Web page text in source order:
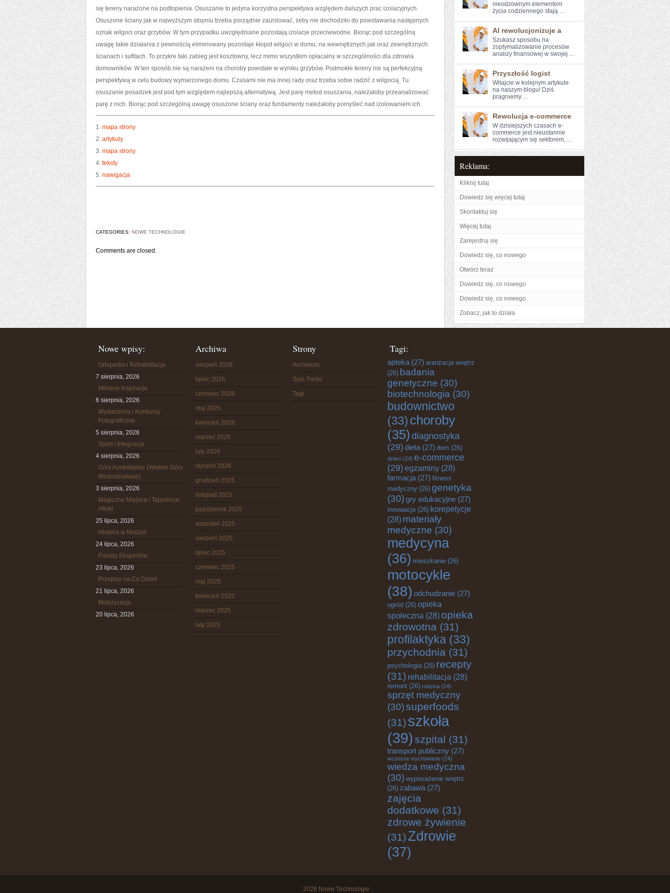
się tereny narażone na podtopienia. Osuszanie to jedyna korzystna perspektywa względem dalszych prac izolacyjnych.
Osuszone ściany jak w najwyższym stopniu trzeba porządnie zaizolować, żeby nie dochodziło do powstawania następnych
oznak wilgoci oraz grzybów. W tym przypadku uwzględniane pozostają izolacje przeciwwodne. Biorąc pod szczególną
uwagę takie działania z pewnością eliminowany pozostaje kłopot wilgoci w domu, na wewnętrznych jak oraz zewnętrznych
ścianach i sufitach. To przykre taki zabieg jest kosztowny, lecz mimo wszystkim opłacalny w szczególności dla zdrowia
domowników. W ten sposób nie są narażeni na choroby powstałe w wyniku grzybów. Podmokłe tereny nie są perfekcyjną
perspektywą w celu budowy wymarzonego domu. Czasami nie ma innej rady oraz trzeba sobie radzić z wilgocią. Tu
osuszanie posadzek jest pod tym względem najlepszą alternatywą. Jest parę metod osuszania, należałoby przeanalizować
parę z nich. Biorąc pod szczególną uwagę osuszone ściany oraz fundamenty należałoby pomyśleć nad izolowaniem ich.
1. mapa strony
2. artykuly
3. mapa strony
4. teksty
5. nawigacja
CATEGORIES: NOWE TECHNOLOGIE
Comments are closed.
nieodzownym elementem
życia codziennego stają ...
AI rewolucjonizuje a
Szukasz sposobu na
zoptymalizowanie ⁤procesów
analizy finansowej w swojej ...
Przyszłość logist
Witajcie w kolejnym artykule⁣
na naszym blogu! Dziś
pragniemy⁤ ...
Rewolucja e-commerce
W dzisiejszych‌ czasach e-
commerce jest nieustannie
rozwijającym się ​sektorem, ...
Reklama:
Kliknij tutaj
Dowiedz się więcej tutaj
Skontaktuj się
Więcej tutaj
Zarejestruj się
Dowiedz się, co nowego
Otwórz teraz
Dowiedz się, co nowego
Dowiedz się, co nowego
Zobacz, jak to działa
Nowe wpisy:
Ortopedia i Rehabilitacja
7 sierpnia, 2026
Miłosne Inspiracje
6 sierpnia, 2026
Wydarzenia i Konkursy
Fotograficzne
5 sierpnia, 2026
Sport i Integracja
4 sierpnia, 2026
Góry Australijskie (Wielkie Góry
Wododziałowe)
3 sierpnia, 2026
Magiczne Miejsca i Tajemnice
Afryki
25 lipca, 2026
Historia w Modzie
24 lipca, 2026
Porady Ekspertów
23 lipca, 2026
Przepisy na Co Dzień
21 lipca, 2026
Motoryzacja
20 lipca, 2026
Archiwa
sierpień 2026
lipiec 2026
czerwiec 2026
maj 2026
kwiecień 2026
marzec 2026
luty 2026
styczeń 2026
grudzień 2025
listopad 2025
październik 2025
wrzesień 2025
sierpień 2025
lipiec 2025
czerwiec 2025
maj 2025
kwiecień 2025
marzec 2025
luty 2025
Strony
Archiwum
Spis Treści
Tagi
Tagi:
apteka (27) aranżacja wnętrz
(26) badania
genetyczne (30)
biotechnologia (30)
budownictwo
(33)choroby
(35) diagnostyka
(29) dieta (27) dom (26)
dzieci (24) e-commerce
(29) egzaminy (28)
farmacja (27) fitness
medyczny (26) genetyka
(30) gry edukacyjne (27)
innowacje (26) korepetycje
(28) materiały
medyczne (30)
medycyna
(36) mieszkanie (26)
motocykle
(38) odchudzanie (27)
ogród (26) opieka
społeczna (28) opieka
zdrowotna (31)
profilaktyka (33)
przychodnia (31)
psychologia(26) recepty
(31) rehabilitacja (28)
remont (26) rodzina (24)
sprzęt medyczny
(30)superfoods
(31) szkoła
(39) szpital (31)
transport publiczny (27)
wczesne wychowanie (24)
wiedza medyczna
(30) wyposażenie wnętrz
(26) zabawa (27)
zajęcia
dodatkowe (31)
zdrowe żywienie
(31) Zdrowie
(37)
2026 Nowe Technologie .